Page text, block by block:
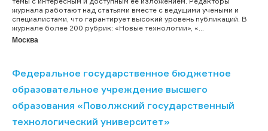
журнала работают над статьями вместе с ведущими учеными и
специалистами, что гарантирует высокий уровень публикаций. В
журнале более 200 рубрик: «Новые технологии», «...
Москва
Федеральное государственное бюджетное
образовательное учреждение высшего
образования «Поволжский государственный
технологический университет»